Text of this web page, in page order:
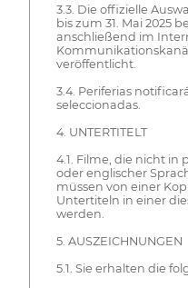
3.3. Die offizielle
bis zum 31. Mai 2025
anschließend im
veröffentlicht.
3.4. Periferias
seleccionadas.
4. UNTERTITELT
4.1. Filme, die nicht in
oder englischer
müssen von einer
Untertiteln in einer
werden.
5. AUSZEICHNUNGEN
5.1. Sie erhalten die